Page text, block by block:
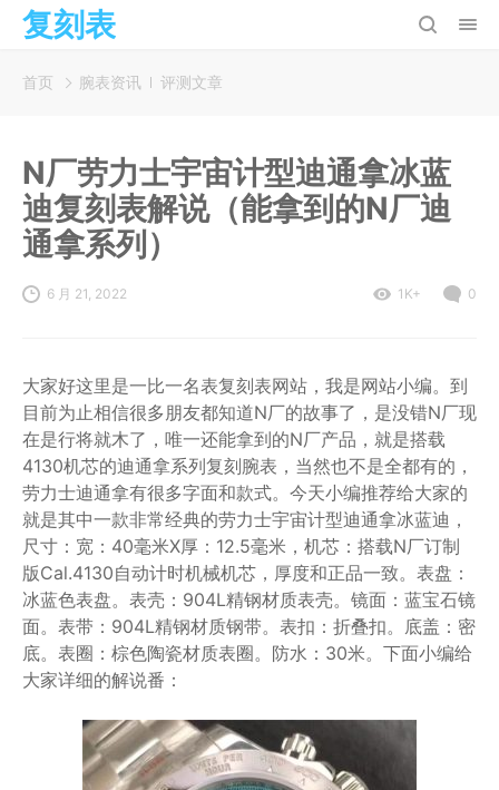
复刻表
首页 腕表资讯 评测文章
N厂劳力士宇宙计型迪通拿冰蓝
迪复刻表解说（能拿到的N厂迪
通拿系列）
6 月 21, 2022 1K+ 0
大家好这里是一比一名表复刻表网站，我是网站小编。到
目前为止相信很多朋友都知道N厂的故事了，是没错N厂现
在是行将就木了，唯一还能拿到的N厂产品，就是搭载
4130机芯的迪通拿系列复刻腕表，当然也不是全都有的，
劳力士迪通拿有很多字面和款式。今天小编推荐给大家的
就是其中一款非常经典的劳力士宇宙计型迪通拿冰蓝迪，
尺寸：宽：40毫米X厚：12.5毫米，机芯：搭载N厂订制
版Cal.4130自动计时机械机芯，厚度和正品一致。表盘：
冰蓝色表盘。表壳：904L精钢材质表壳。镜面：蓝宝石镜
面。表带：904L精钢材质钢带。表扣：折叠扣。底盖：密
底。表圈：棕色陶瓷材质表圈。防水：30米。下面小编给
大家详细的解说番：